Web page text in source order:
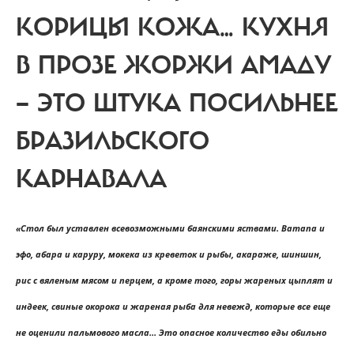
КОРИЦЫ КОЖА… КУХНЯ
В ПРОЗЕ ЖОРЖИ АМАДУ
— ЭТО ШТУКА ПОСИЛЬНЕЕ
БРАЗИЛЬСКОГО
КАРНАВАЛА
«Стол был уставлен всевозможными баянскими яствами. Ватапа и
эфо, абара и каруру, мокека из креветок и рыбы, акараже, шиншин,
рис с вяленым мясом и перцем, а кроме того, горы жареных цыплят и
индеек, свиные окорока и жареная рыба для невежд, которые все еще
не оценили пальмового масла… Это опасное количество еды обильно